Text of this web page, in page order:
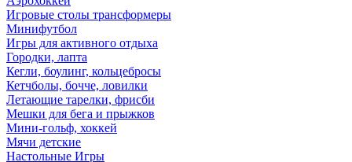
Игровые столы трансформеры
Минифутбол
Игры для активного отдыха
Городки, лапта
Кегли, боулинг, кольцебросы
Кетчболы, бочче, ловилки
Летающие тарелки, фрисби
Мешки для бега и прыжков
Мини-гольф, хоккей
Мячи детские
Настольные Игры